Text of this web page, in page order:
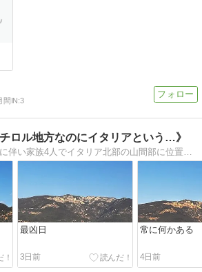
間IN:3
ロル地方なのにイタリアという…》
最凶日
3日前
常に何かある
4日前